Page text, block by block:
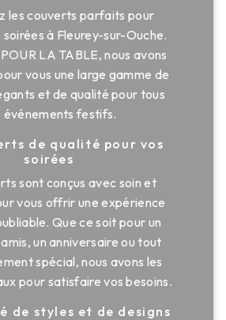
les couverts parfaits pour
soirées à Fleurey-sur-Ouche.
LA TABLE, nous avons
vous une large gamme de
et de qualité pour tous
événements festifs.
de qualité pour vos
soirées
sont conçus avec soin et
vous offrir une expérience
Que ce soit pour un
un anniversaire ou tout
spécial, nous avons les
pour satisfaire vos besoins.
de styles et de designs